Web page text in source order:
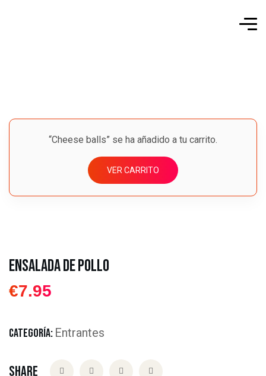
“Cheese balls” se ha añadido a tu carrito.
VER CARRITO
Ensalada de Pollo
€7.95
CATEGORÍA: Entrantes
Share